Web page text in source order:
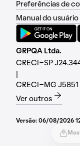
Preferências de
Manual do usuário
GRPQA Ltda.
CRECI-SP
CRECI-MG J5851
Ver outros
Versão: 06/08/2026